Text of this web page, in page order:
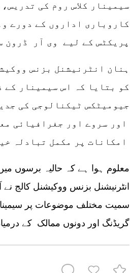
سیمینار کلاس روم کی
کاروباری اداروں کے دورے
پریکٹس کے لیے وی آر ڈرون
ہنان انٹرنیشنل بزنس
کو بتایا کہ اس سیمینار
جیومیٹکس ٹیکنالوجی کی
اور سروے اور جغرافیائی
معلوم ہوا ہے کہ حالیہ برسوں
انٹرنیشنل بزنس ووکیشنل کالج نے
سمیت مختلف موضوعات پر
گریڈنگ اور دونوں ممالک کے